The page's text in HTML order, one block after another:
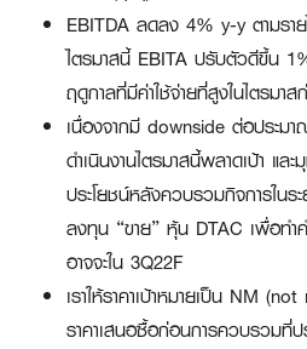
EBITDA ลดลง 4% y-y ตามร
ไตรมาสนี้ EBITA ปรับตัวดีขึ้น
ฤดูกาลที่มีค่าใช้จ่ายที่สูงในไตรมา
เนื่องจากมี downside ต่อประมา
ดำเนินงานไตรมาสนี้พลาดเป้า แล
ประโยชน์หลังควบรวมกิจการในระ
ลงทุน “ขาย” หุ้น DTAC เพื่อท
อาจจะใน 3Q22F
เราให้ราคาเป้าหมายเป็น NM
ราคาเสนอซื้อก่อนการควบรวมที่